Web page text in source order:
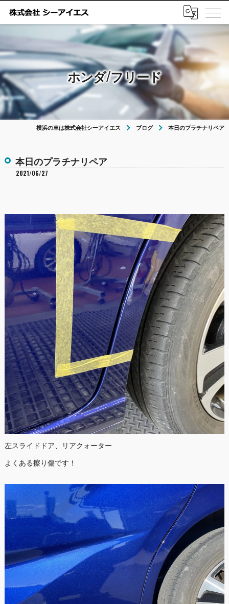
ホンダ/フリード
横浜の車は株式会社シーアイエス ブログ 本日のプラチナリペア
本日のプラチナリペア
2021/06/27
左スライドドア、リアクォーター
よくある擦り傷です！